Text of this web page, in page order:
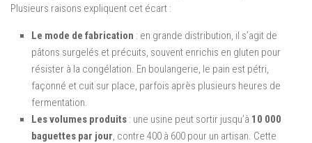
Plusieurs raisons expliquent cet écart :
Le mode de fabrication : en grande distribution, il s’agit de
pâtons surgelés et précuits, souvent enrichis en gluten pour
résister à la congélation. En boulangerie, le pain est pétri,
façonné et cuit sur place, parfois après plusieurs heures de
fermentation.
Les volumes produits : une usine peut sortir jusqu’à 10 000
baguettes par jour, contre 400 à 600 pour un artisan. Cette